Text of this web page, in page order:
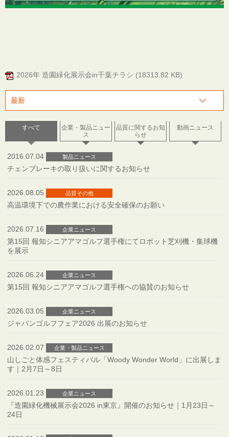
2026年 造園緑化展示会in千葉チラシ (18313.82 KB)
すべて
企業・製品ニュー
ス
品質に関するお知
らせ
動画ニュース
2016.07.04 製品ニュース
チェンブレーキの取り扱いに関するお知らせ
2026.08.05 品質その他
高温環境下での農作業における安全確保のお願い
2026.07.16 企業ニュース
第15回 報知シニアアマゴルフ選手権にてロボット芝刈機・集球機
を展示
2026.06.24 企業ニュース
第15回 報知シニアアマゴルフ選手権への協賛のお知らせ
2026.03.05 企業ニュース
ジャパンゴルフフェア2026 出展のお知らせ
2026.02.07 企業・製品ニュース
山しごと体感フェスティバル「Woody Wonder World」に出展しま
す｜2月7日～8日
2026.01.23 企業ニュース
『造園緑化機械展示会2026 in東京』開催のお知らせ｜1月23日～
24日